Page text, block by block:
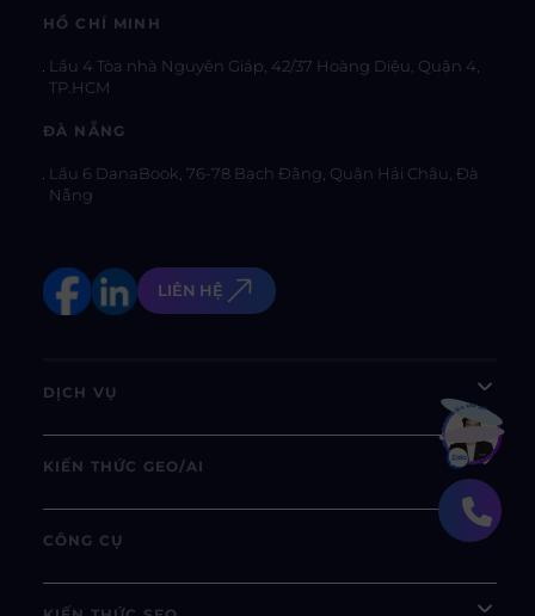
HỒ CHÍ MINH
Lầu 4 Tòa nhà Nguyên Giáp, 42/37 Hoàng Diệu, Quận 4,
TP.HCM
ĐÀ NẴNG
Lầu 6 DanaBook, 76-78 Bạch Đằng, Quận Hải Châu, Đà
Nẵng
LIÊN HỆ
DỊCH VỤ
KIẾN THỨC GEO/AI
CÔNG CỤ
Bạn muốn hiểu thêm?Xem chi tiết